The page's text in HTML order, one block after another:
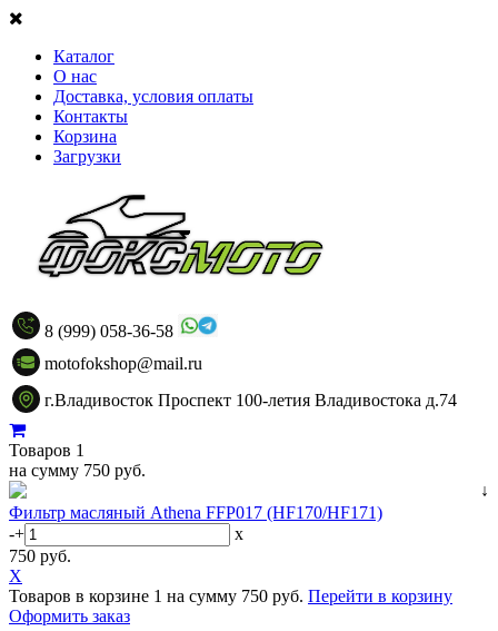
Каталог
О нас
Доставка, условия оплаты
Контакты
Корзина
Загрузки
8 (999) 058-36-58
motofokshop@mail.ru
г.Владивосток Проспект 100-летия Владивостока д.74
Товаров 1
на сумму 750 руб.
↓
Фильтр масляный Athena FFP017 (HF170/HF171)
-+
x
750 руб.
X
Товаров в корзине 1 на сумму 750 руб. Перейти в корзину
Оформить заказ